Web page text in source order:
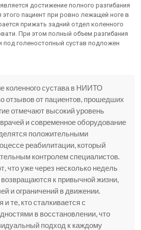
достижение полного разгибания
пациент при ровно лежащей ноге в
прижать задний отдел коленного
При этом полный объем разгибания
под голеностопный сустав подложен
коленного сустава в НИИТО
отзывов от пациентов, прошедших
отмечают высокий уровень
и современное оборудование
положительными
реабилитации, который
контролем специалистов.
что уже через несколько недель
к привычной жизни,
и ограничений в движении.
те, кто сталкивается с
в восстановлении, что
подход к каждому